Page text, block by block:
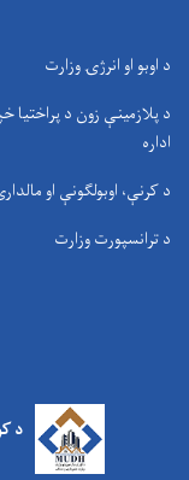
د اوبو او انرژۍ وزارت
د پلازمینې زون د پراختیا
اداره
د کرنې، اوبولګونې او
د ترانسپورت وزارت
د